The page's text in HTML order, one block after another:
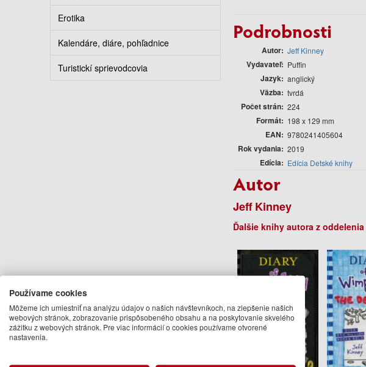
Erotika
Kalendáre, diáre, pohľadnice
Turistickí sprievodcovia
Podrobnosti
Autor Jeff Kinney
Vydavateľ Puffin
Jazyk anglický
Väzba tvrdá
Počet strán 224
Formát 198 x 129 mm
EAN 9780241405604
Rok vydania 2019
Edícia Edícia Detské knihy
Autor
Jeff Kinney
Ďalšie knihy autora z oddelenia
Používame cookies
Môžeme ich umiestniť na analýzu údajov o našich návštevníkoch, na zlepšenie našich
webových stránok, zobrazovanie prispôsobeného obsahu a na poskytovanie skvelého
zážitku z webových stránok. Pre viac informácií o cookies používame otvorené
nastavenia.